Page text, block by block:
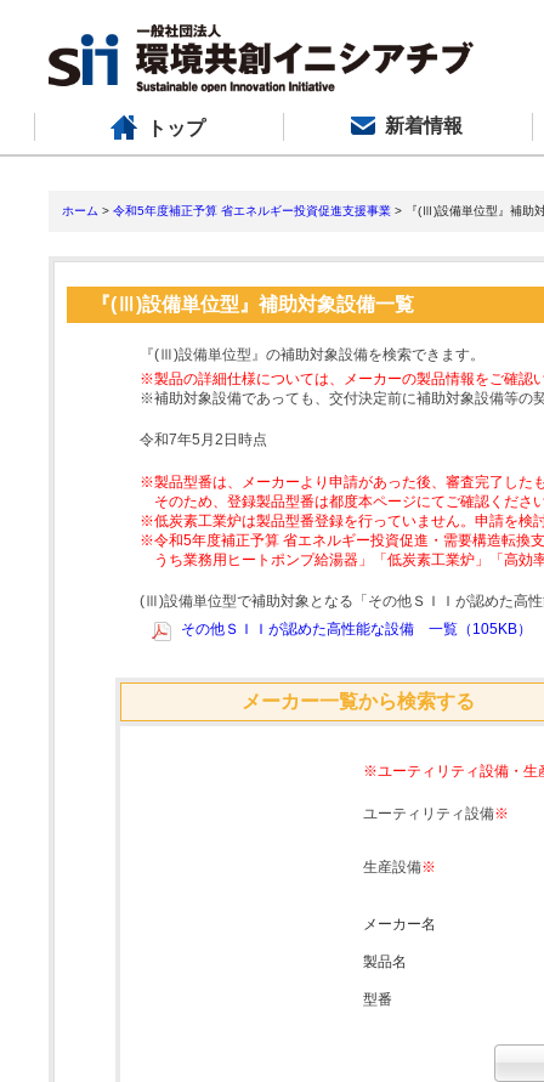
トップ 新着情報
ホーム > 令和5年度補正予算 省エネルギー投資促進支援事業 > 『(Ⅲ)設備単位型』補助
『(Ⅲ)設備単位型』補助対象設備一覧
『(Ⅲ)設備単位型』の補助対象設備を検索できます。
※製品の詳細仕様については、メーカーの製品情報をご確認
※補助対象設備であっても、交付決定前に補助対象設備等の
令和7年5月2日時点
※製品型番は、メーカーより申請があった後、審査完了した
そのため、登録製品型番は都度本ページにてご確認くださ
※低炭素工業炉は製品型番登録を行っていません。申請を検
※令和5年度補正予算 省エネルギー投資促進・需要構造転換
うち業務用ヒートポンプ給湯器」「低炭素工業炉」「高
(Ⅲ)設備単位型で補助対象となる「その他ＳＩＩが認めた高
その他ＳＩＩが認めた高性能な設備 一覧（105KB）
メーカー一覧から検索する
※ユーティリティ設備・生
ユーティリティ設備※
生産設備※
メーカー名
製品名
型番